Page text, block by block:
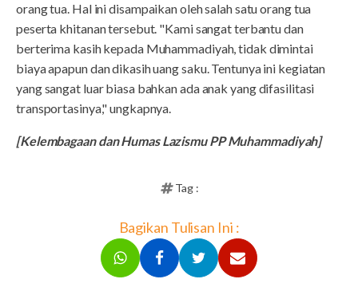
orang tua. Hal ini disampaikan oleh salah satu orang tua
peserta khitanan tersebut. "Kami sangat terbantu dan
berterima kasih kepada Muhammadiyah, tidak dimintai
biaya apapun dan dikasih uang saku. Tentunya ini kegiatan
yang sangat luar biasa bahkan ada anak yang difasilitasi
transportasinya," ungkapnya.
[Kelembagaan dan Humas Lazismu PP Muhammadiyah]
Tag :
Bagikan Tulisan Ini :